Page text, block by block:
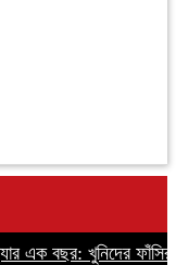
এক বছর: খুনিদের ফাঁসির